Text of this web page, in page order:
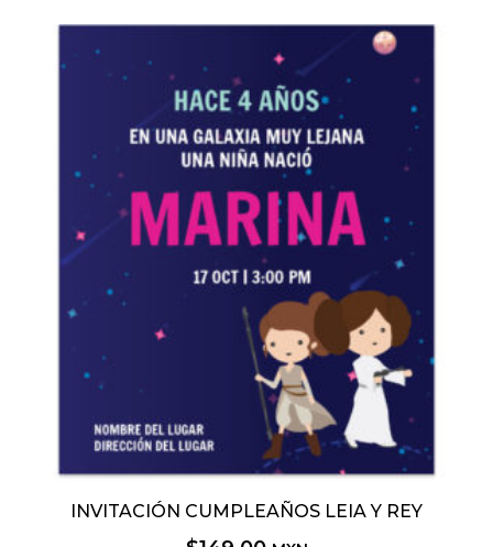
INVITACIÓN CUMPLEAÑOS LEIA Y REY